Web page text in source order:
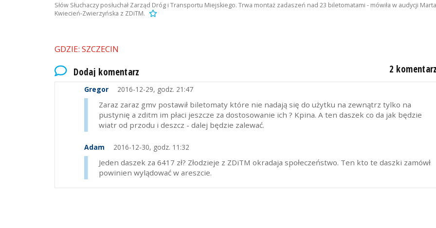
Słów Słuchaczy posłuchał Zarząd Dróg i Transportu Miejskiego. Trwa montaż zadaszeń nad 23 biletomatami - mówiła w audycji Marta
Kwiecień-Zwierzyńska z ZDiTM.
GDZIE: SZCZECIN
Dodaj komentarz 2
Gregor 2016-12-29, godz. 21:47
Zaraz zaraz gmv postawił biletomaty które nie nadają się do użytku na zewnątrz tylko na
pustynię a zditm im płaci jeszcze za dostosowanie ich ? Kpina. A ten daszek co da jak będzie
wiatr od przodu i deszcz - dalej będzie zalewać.
Adam 2016-12-30, godz. 11:32
Jeden daszek za 6417 zł? Złodzieje z ZDiTM okradaja społeczeństwo. Ten kto te daszki zamówł
powinien wylądować w areszcie.